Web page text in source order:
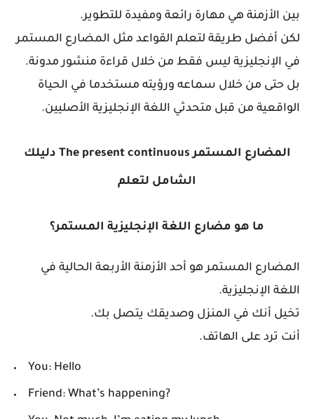
بين الأزمنة هي مهارة رائعة ومفيدة للتطوير.
لكن أفضل طريقة لتعلم القواعد مثل المضارع المستمر
في الإنجليزية ليس فقط من خلال قراءة منشور مدونة.
بل حتى من خلال سماعه ورؤيته مستخدما في الحياة
الواقعية من قبل متحدثي اللغة الإنجليزية الأصليين.
المضارع المستمر The present continuous دليلك
الشامل لتعلم
ما هو مضارع اللغة الإنجليزية المستمر؟
المضارع المستمر هو أحد الأزمنة الأربعة الحالية في
اللغة الإنجليزية.
تخيل أنك في المنزل وصديقك يتصل بك.
أنت ترد على الهاتف.
You: Hello
Friend: What’s happening?